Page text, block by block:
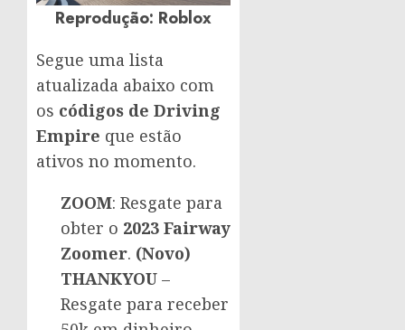
Reprodução: Roblox
Segue uma lista
atualizada abaixo com
os códigos de Driving
Empire que estão
ativos no momento.
ZOOM: Resgate para
obter o 2023 Fairway
Zoomer. (Novo)
THANKYOU –
Resgate para receber